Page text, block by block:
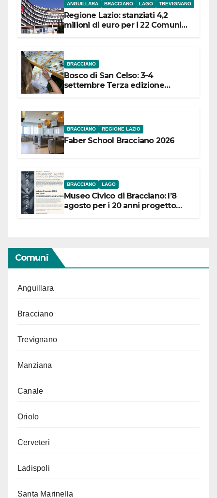
ANGUILLARA BRACCIANO LAGO TREVIGNANO
Regione Lazio: stanziati 4,2
milioni di euro per i 22 Comuni
BRACCIANO
Bosco di San Celso: 3-4
settembre Terza edizione
BRACCIANO REGIONE LAZIO
Faber School Bracciano 2026
BRACCIANO LAGO
Museo Civico di Bracciano: l’8
agosto per i 20 anni progetto
Comuni
Anguillara
Bracciano
Trevignano
Manziana
Canale
Oriolo
Cerveteri
Ladispoli
Santa Marinella